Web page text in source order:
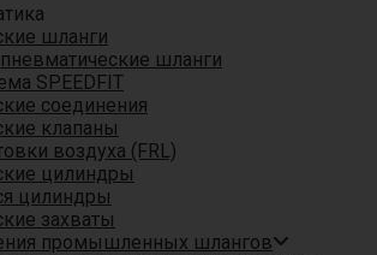
шланги
шланги
SPEEDFIT
соединения
клапаны
воздуха (FRL)
цилиндры
цилиндры
захваты
промышленных шлангов